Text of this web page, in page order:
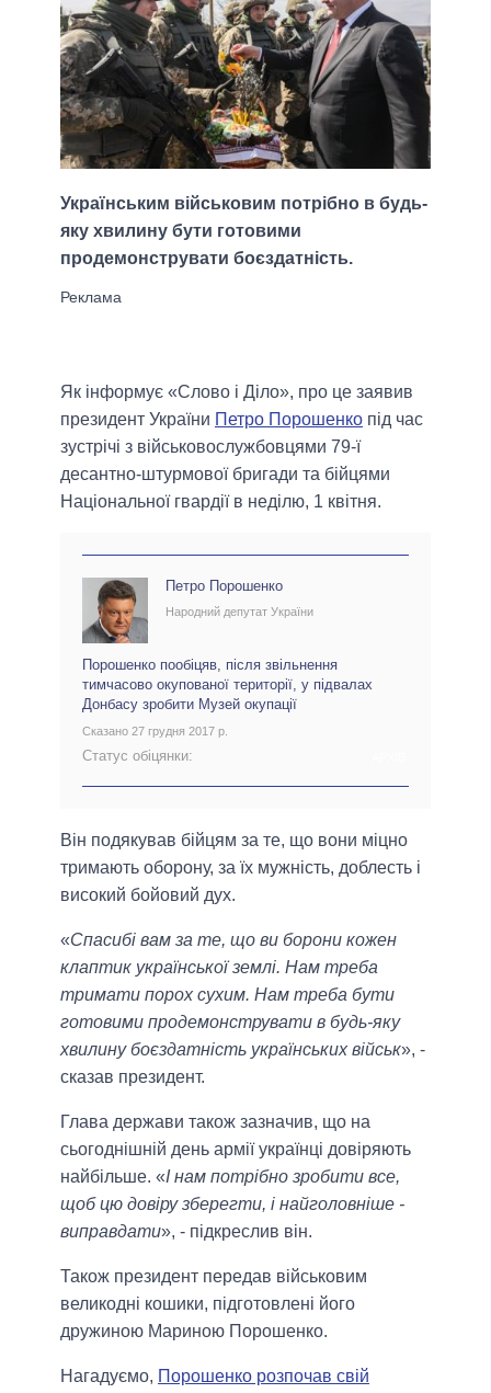
Українським військовим потрібно в будь-
яку хвилину бути готовими
продемонструвати боєздатність.
Як інформує «Слово і Діло», про це заявив
президент України Петро Порошенко під час
зустрічі з військовослужбовцями 79-ї
десантно-штурмової бригади та бійцями
Національної гвардії в неділю, 1 квітня.
Петро Порошенко
Народний депутат України
Порошенко пообіцяв, після звільнення
тимчасово окупованої території, у підвалах
Донбасу зробити Музей окупації
Сказано 27 грудня 2017 р.
Статус обіцянки:
Він подякував бійцям за те, що вони міцно
тримають оборону, за їх мужність, доблесть і
високий бойовий дух.
«Спасибі вам за те, що ви борони кожен
клаптик української землі. Нам треба
тримати порох сухим. Нам треба бути
готовими продемонструвати в будь-яку
хвилину боєздатність українських військ», -
сказав президент.
Глава держави також зазначив, що на
сьогоднішній день армії українці довіряють
найбільше. «І нам потрібно зробити все,
щоб цю довіру зберегти, і найголовніше -
виправдати», - підкреслив він.
Також президент передав військовим
великодні кошики, підготовлені його
дружиною Мариною Порошенко.
Нагадуємо, Порошенко розпочав свій